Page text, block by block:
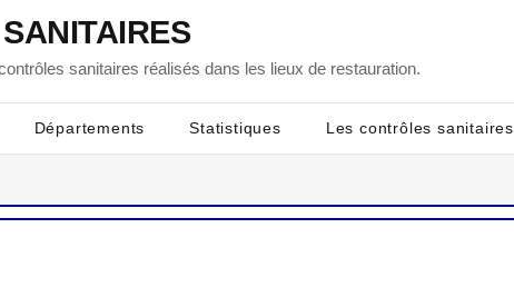
sanitaires réalisés dans les lieux de restauration.
Départements Statistiques Les contrôles sanitaires